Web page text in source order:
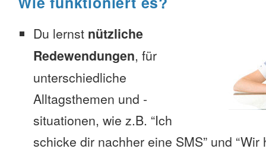
Du lernst nützliche
Redewendungen, für
unterschiedliche
Alltagsthemen und -
situationen, wie z.B. “Ich
schicke dir nachher eine SMS” und